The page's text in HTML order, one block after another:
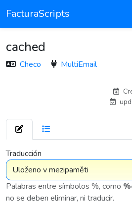
FacturaScripts
cached
Checo MultiEmail
Traducción
Palabras entre símbolos %, como
no se deben eliminar, ni traducir.